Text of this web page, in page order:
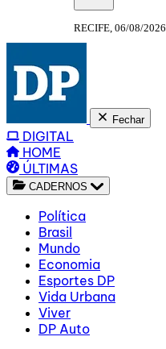
RECIFE, 06/08/2026
Fechar
DIGITAL
HOME
ÚLTIMAS
CADERNOS
Política
Brasil
Mundo
Economia
Esportes DP
Vida Urbana
Viver
DP Auto